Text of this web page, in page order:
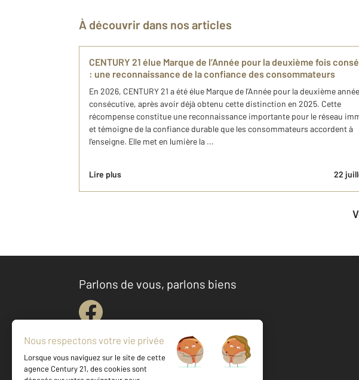
À découvrir dans nos articles
CENTURY 21 élue Marque de l’Année pour la deuxième fois
: une reconnaissance de la confiance des consommateurs
En 2026, CENTURY 21 a été élue Marque de l’Année pour la deuxième année
consécutive, après avoir déjà obtenu cette distinction en 2025. Cette
récompense constitue une reconnaissance importante pour le réseau
et témoigne de la confiance durable que les consommateurs accordent à
l’enseigne. Elle met en lumière la ...
Lire plus 22
Parlons de vous, parlons biens